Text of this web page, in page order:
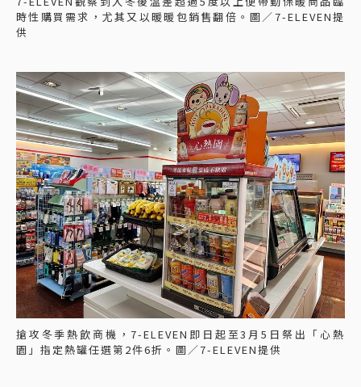
時性購買需求，尤其又以暖暖包銷售翻倍。圖／7-ELEVEN提
供
搶攻冬季熱飲商機，7-ELEVEN即日起至3月5日祭出「心熱
園」指定熱罐任選第2件6折。圖／7-ELEVEN提供